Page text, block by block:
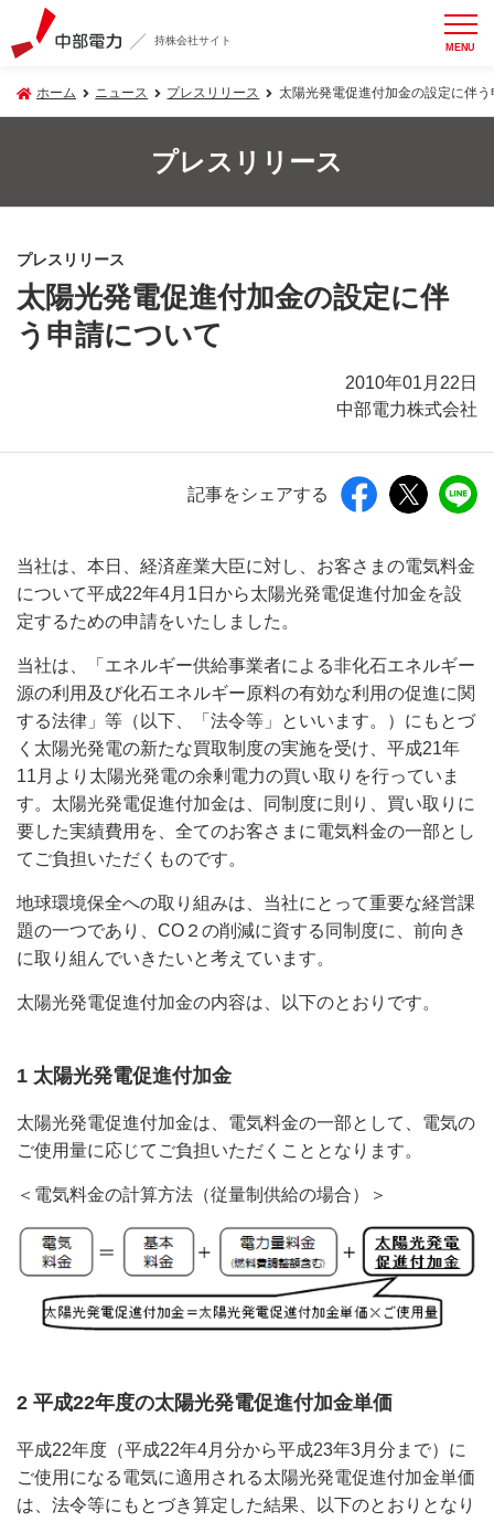
持株会社サイト MENU
ホーム ニュース プレスリリース 太陽光発電促進付加金の設定に伴
プレスリリース
プレスリリース
太陽光発電促進付加金の設定に伴
う申請について
2010年01月22日
中部電力株式会社
記事をシェアする
当社は、本日、経済産業大臣に対し、お客さまの電気料金
について平成22年4月1日から太陽光発電促進付加金を設
定するための申請をいたしました。
当社は、「エネルギー供給事業者による非化石エネルギー
源の利用及び化石エネルギー原料の有効な利用の促進に関
する法律」等（以下、「法令等」といいます。）にもとづ
く太陽光発電の新たな買取制度の実施を受け、平成21年
11月より太陽光発電の余剰電力の買い取りを行っていま
す。太陽光発電促進付加金は、同制度に則り、買い取りに
要した実績費用を、全てのお客さまに電気料金の一部とし
てご負担いただくものです。
地球環境保全への取り組みは、当社にとって重要な経営課
題の一つであり、CO２の削減に資する同制度に、前向き
に取り組んでいきたいと考えています。
太陽光発電促進付加金の内容は、以下のとおりです。
1 太陽光発電促進付加金
太陽光発電促進付加金は、電気料金の一部として、電気の
ご使用量に応じてご負担いただくこととなります。
＜電気料金の計算方法（従量制供給の場合）＞
2 平成22年度の太陽光発電促進付加金単価
平成22年度（平成22年4月分から平成23年3月分まで）に
ご使用になる電気に適用される太陽光発電促進付加金単価
は、法令等にもとづき算定した結果、以下のとおりとなり